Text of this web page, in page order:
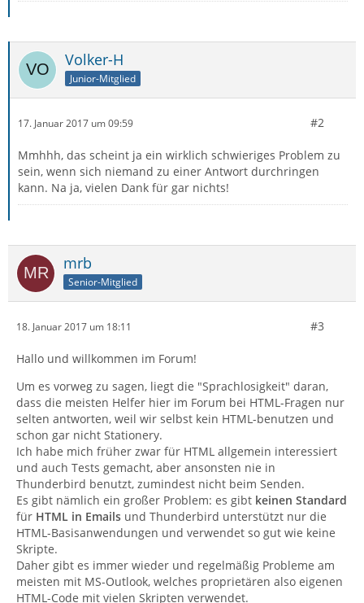
Volker-H
Junior-Mitglied
17. Januar 2017 um 09:59 #2
Mmhhh, das scheint ja ein wirklich schwieriges Problem zu
sein, wenn sich niemand zu einer Antwort durchringen
kann. Na ja, vielen Dank für gar nichts!
mrb
Senior-Mitglied
18. Januar 2017 um 18:11 #3
Hallo und willkommen im Forum!
Um es vorweg zu sagen, liegt die "Sprachlosigkeit" daran,
dass die meisten Helfer hier im Forum bei HTML-Fragen nur
selten antworten, weil wir selbst kein HTML-benutzen und
schon gar nicht Stationery.
Ich habe mich früher zwar für HTML allgemein interessiert
und auch Tests gemacht, aber ansonsten nie in
Thunderbird benutzt, zumindest nicht beim Senden.
Es gibt nämlich ein großer Problem: es gibt keinen Standard
für HTML in Emails und Thunderbird unterstützt nur die
HTML-Basisanwendungen und verwendet so gut wie keine
Skripte.
Daher gibt es immer wieder und regelmäßig Probleme am
meisten mit MS-Outlook, welches proprietären also eigenen
HTML-Code mit vielen Skripten verwendet.